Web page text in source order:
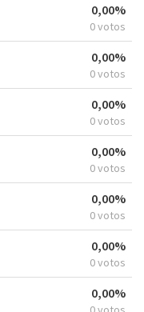
0,00%
0 votos
0,00%
0 votos
0,00%
0 votos
0,00%
0 votos
0,00%
0 votos
0,00%
0 votos
0,00%